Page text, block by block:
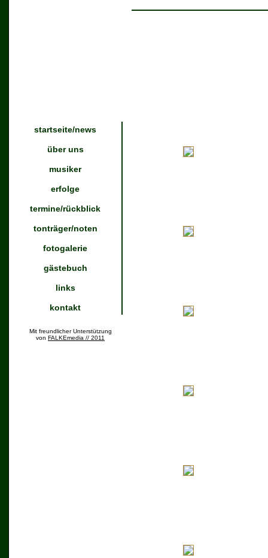
startseite/news
über uns
musiker
erfolge
termine/rückblick
tonträger/noten
fotogalerie
gästebuch
links
kontakt
Mit freundlicher Unterstützung
von FALKEmedia // 2011